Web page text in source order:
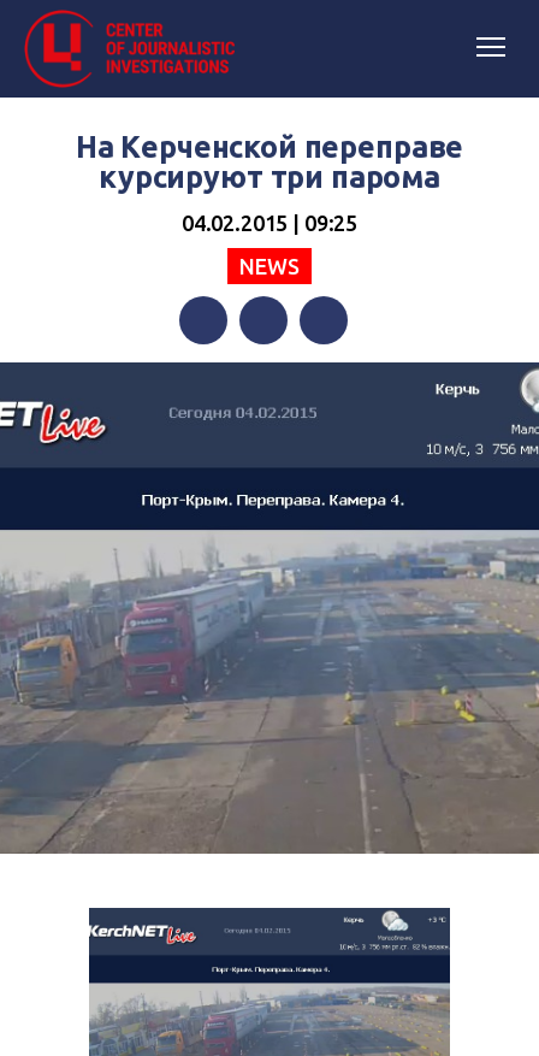
На Керченской переправе
курсируют три парома
04.02.2015 | 09:25
NEWS
FacebookTwitterTelegram